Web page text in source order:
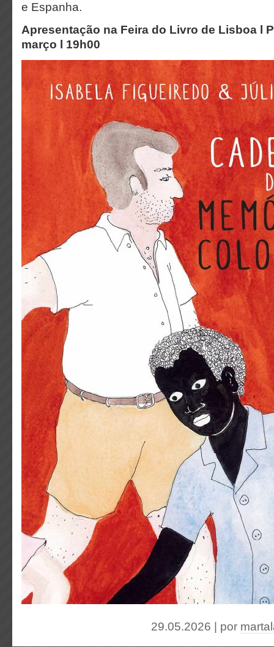
e Espanha.
Apresentação na Feira do Livro de Lisboa l
março l 19h00
29.05.2026 | por